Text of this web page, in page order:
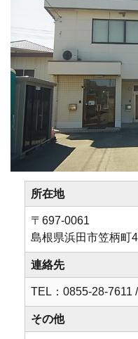
所在地
〒697-0061
島根県浜⽥市笠柄町
連絡先
TEL：0855-28-7611
その他